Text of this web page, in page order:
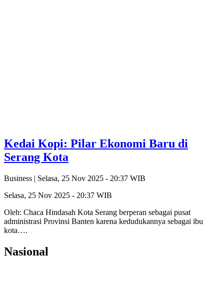
Kedai Kopi: Pilar Ekonomi Baru di
Serang Kota
Business | Selasa, 25 Nov 2025 - 20:37 WIB
Selasa, 25 Nov 2025 - 20:37 WIB
Oleh: Chaca Hindasah Kota Serang berperan sebagai pusat
administrasi Provinsi Banten karena kedudukannya sebagai ibu
kota….
Nasional